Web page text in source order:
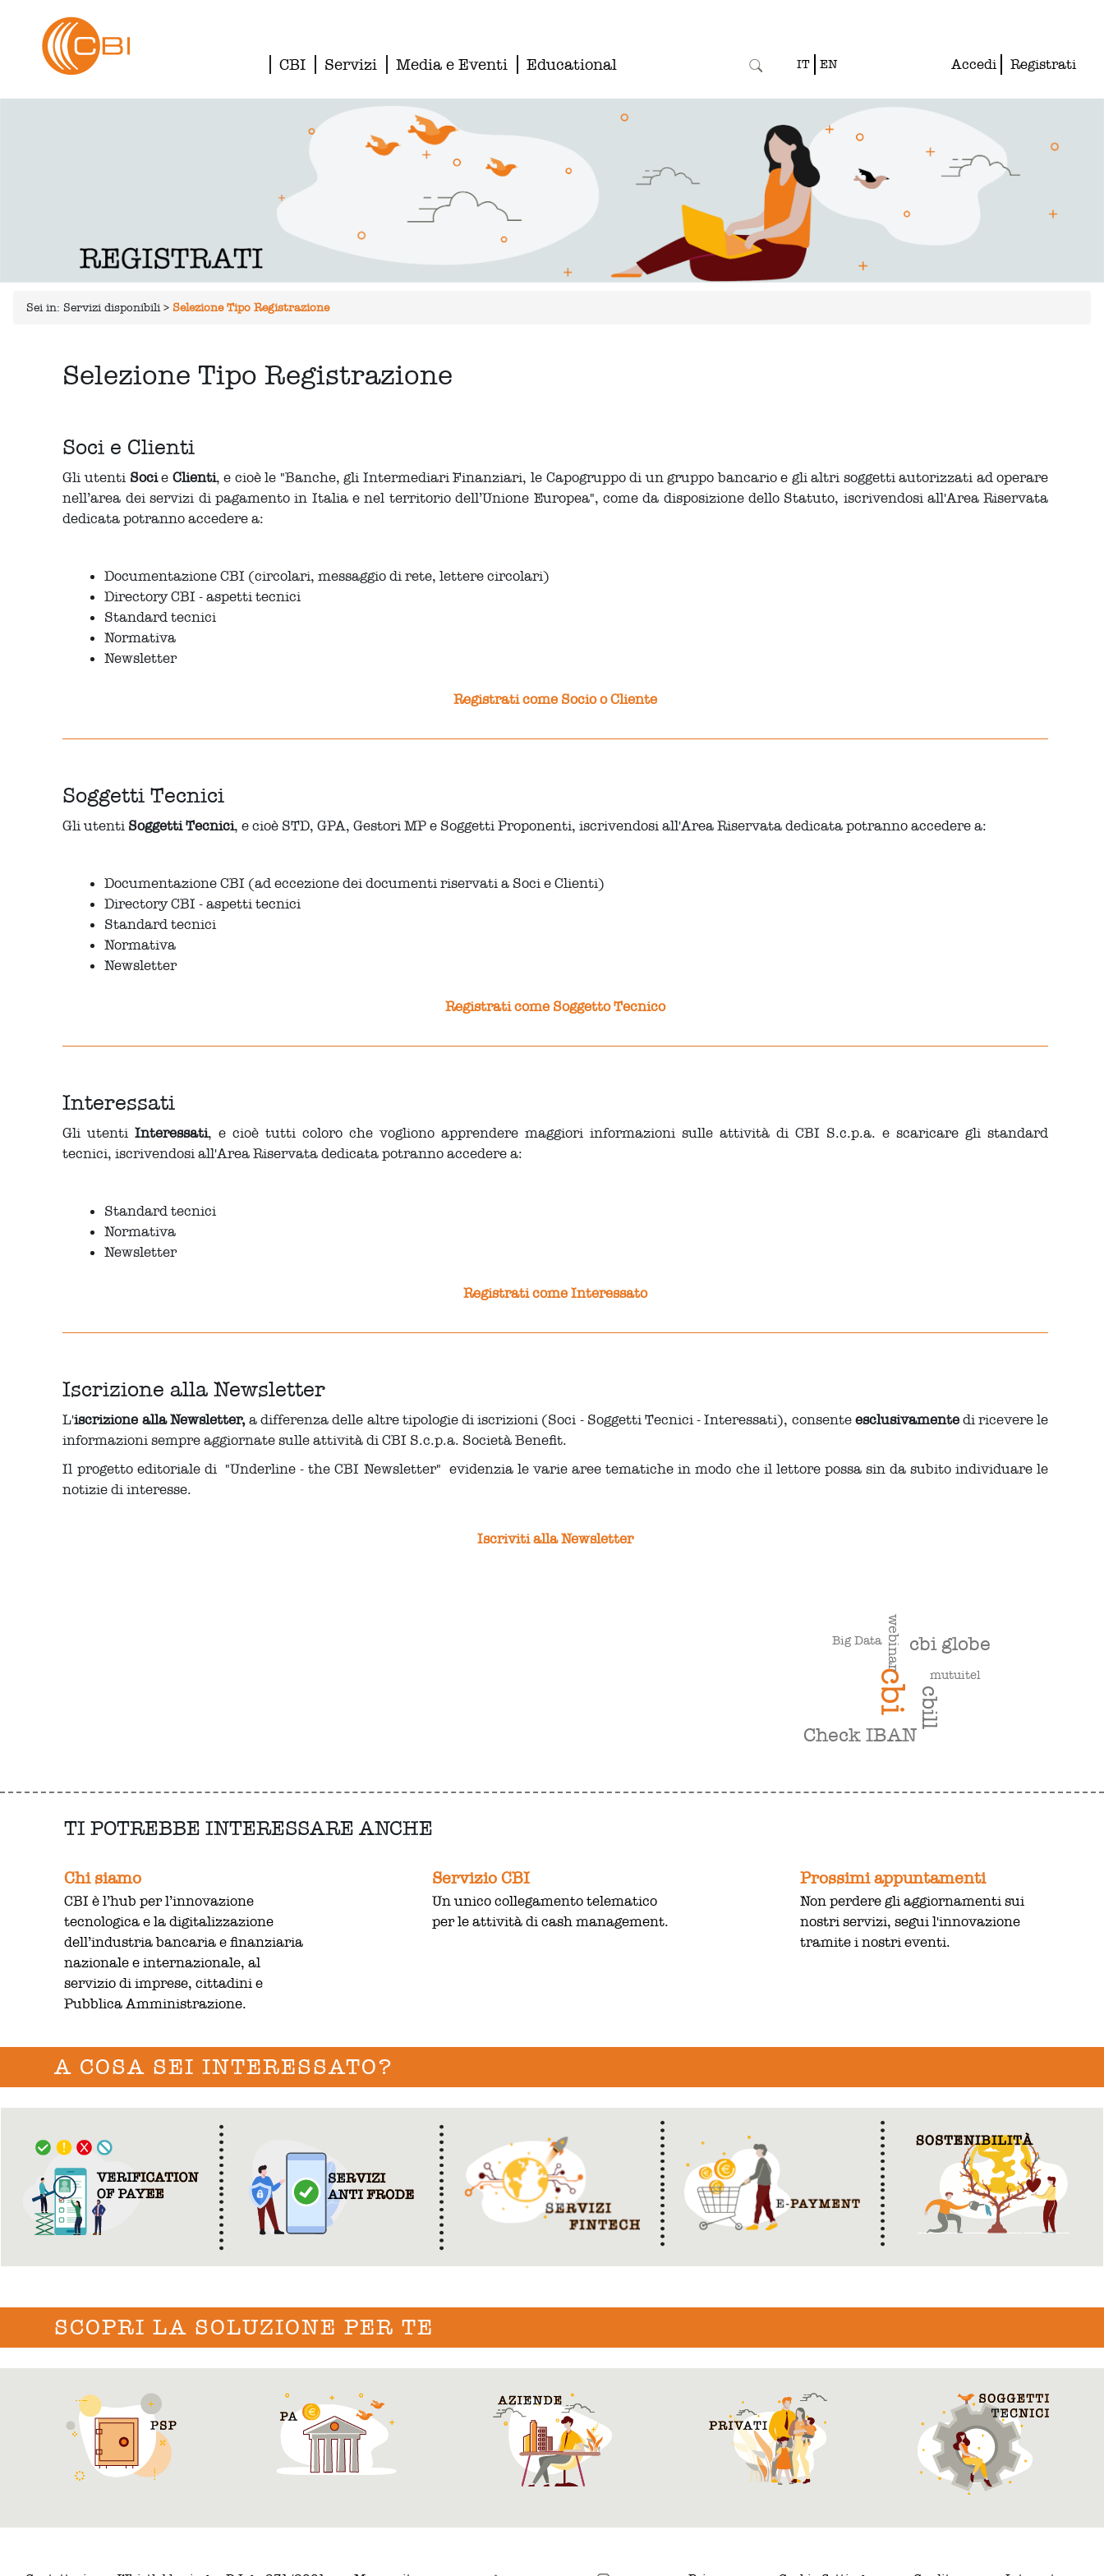
CBI Servizi Media e Eventi Educational IT EN Accedi Registrati
Sei in: Servizi disponibili > Selezione Tipo Registrazione
Selezione Tipo Registrazione
Soci e Clienti
Gli utenti Socie Clienti, e cioè le "Banche, gli Intermediari Finanziari, le Capogruppo di un gruppo bancario e gli altri soggetti autorizzati ad operare
nell’area dei servizi di pagamento in Italia e nel territorio dell’Unione Europea", come da disposizione dello Statuto, iscrivendosi all'Area Riservata
dedicata potranno accedere a:
Documentazione CBI (circolari, messaggio di rete, lettere circolari)
Directory CBI - aspetti tecnici
Standard tecnici
Normativa
Newsletter
Registrati come Socio o Cliente
Soggetti Tecnici
Gli utenti Soggetti Tecnici, e cioè STD, GPA, Gestori MP e Soggetti Proponenti, iscrivendosi all'Area Riservata dedicata potranno accedere a:
Documentazione CBI (ad eccezione dei documenti riservati a Soci e Clienti)
Directory CBI - aspetti tecnici
Standard tecnici
Normativa
Newsletter
Registrati come Soggetto Tecnico
Interessati
Gli utentiInteressati, e cioè tutti coloro che vogliono apprendere maggiori informazioni sulle attività di CBI S.c.p.a. e scaricare gli standard
tecnici, iscrivendosi all'Area Riservata dedicata potranno accedere a:
Standard tecnici
Normativa
Newsletter
Registrati come Interessato
Iscrizione alla Newsletter
L'iscrizione alla Newsletter,a differenza delle altre tipologie di iscrizioni (Soci - Soggetti Tecnici - Interessati), consenteesclusivamentedi ricevere le
informazioni sempre aggiornate sulle attività di CBI S.c.p.a. Società Benefit.
Il progetto editoriale di "Underline - the CBI Newsletter" evidenzia le varie aree tematiche in modo che il lettore possa sin da subito individuare le
notizie di interesse.
Iscriviti alla Newsletter
cbi cbill
cbi globe
Check IBAN
webinar
mutuitel
Big Data
TI POTREBBE INTERESSARE ANCHE
Chi siamo
CBI è l’hub per l’innovazione
tecnologica e la digitalizzazione
dell’industria bancaria e finanziaria
nazionale e internazionale, al
servizio di imprese, cittadini e
Pubblica Amministrazione.
Servizio CBI
Un unico collegamento telematico
per le attività di cash management.
Prossimi appuntamenti
Non perdere gli aggiornamenti sui
nostri servizi, segui l'innovazione
tramite i nostri eventi.
A COSA SEI INTERESSATO?
SCOPRI LA SOLUZIONE PER TE